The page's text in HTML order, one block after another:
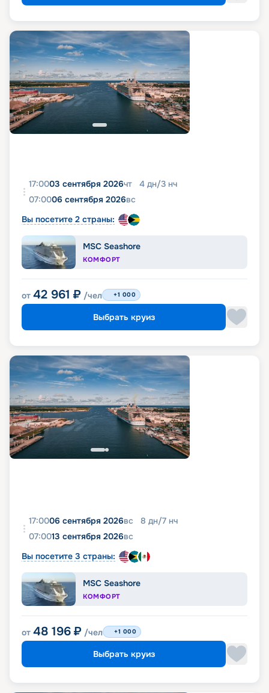
17:0003 сентября 2026чт 4 дн/3 нч
07:0006 сентября 2026вс
Вы посетите 2 страны:
MSC Seashore
КОМФОРТ
от 42 961 ₽ /чел +1 000
Выбрать круиз
17:0006 сентября 2026вс 8 дн/7 нч
07:0013 сентября 2026вс
Вы посетите 3 страны:
MSC Seashore
КОМФОРТ
от 48 196 ₽ /чел +1 000
Выбрать круиз